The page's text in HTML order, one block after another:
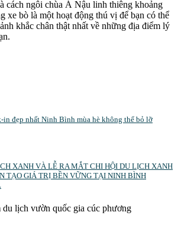
cách ngôi chùa Á Nậu linh thiêng khoảng
xe bò là một hoạt động thú vị để bạn có thể
khắc chân thật nhất về những địa điểm lý
in đẹp nhất Ninh Bình mùa hè không thể bỏ lỡ
XANH VÀ LỄ RA MẮT CHI HỘI DU LỊCH XANH
TẠO GIÁ TRỊ BỀN VỮNG TẠI NINH BÌNH